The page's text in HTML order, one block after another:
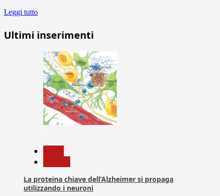
Leggi tutto
Ultimi inserimenti
La proteina chiave dell’Alzheimer si propaga
utilizzando i neuroni